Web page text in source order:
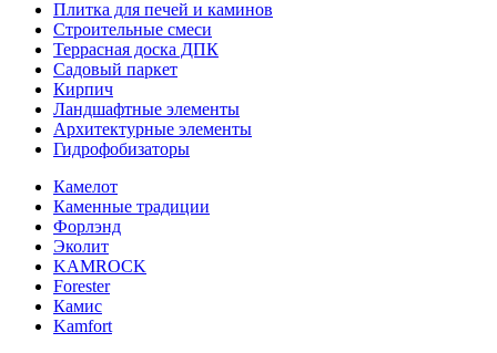
Плитка для печей и каминов
Строительные смеси
Террасная доска ДПК
Садовый паркет
Кирпич
Ландшафтные элементы
Архитектурные элементы
Гидрофобизаторы
Камелот
Каменные традиции
Форлэнд
Эколит
KAMROCK
Forester
Камис
Kamfort